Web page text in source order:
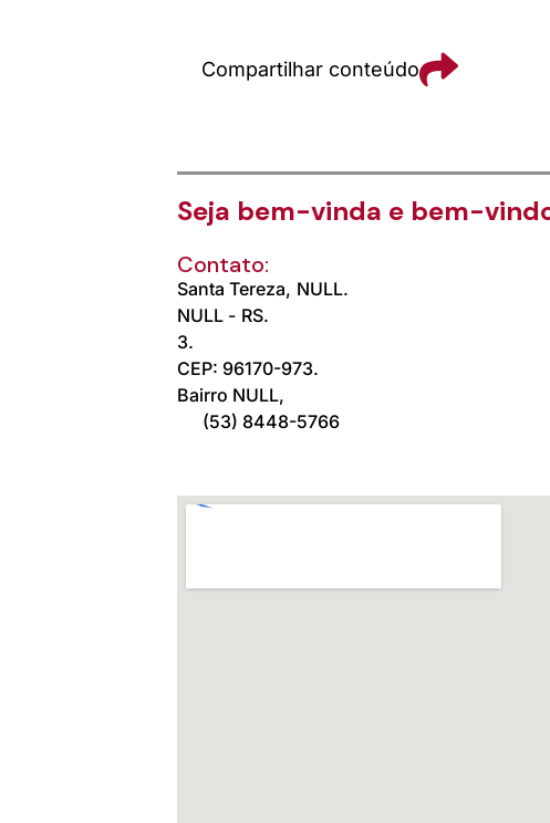
Compartilhar conteúdo
Seja bem-vinda e bem-
Contato:
Santa Tereza, NULL.
NULL - RS.
3.
CEP: 96170-973.
Bairro NULL,
(53) 8448-5766